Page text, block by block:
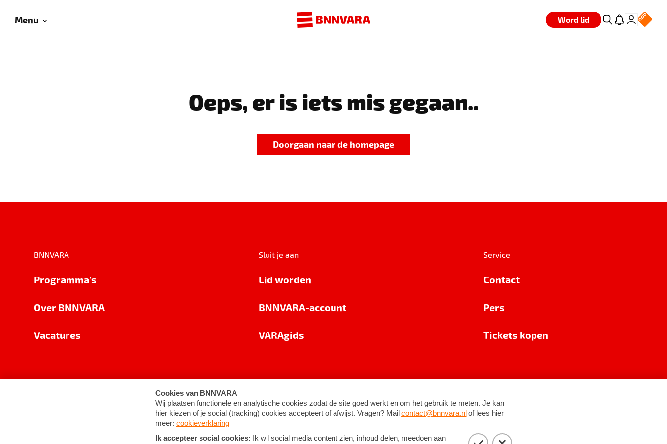
Menu Word lid
Oeps, er is iets mis gegaan..
Doorgaan naar de homepage
BNNVARA
Programma's
Over BNNVARA
Vacatures
Sluit je aan
Lid worden
BNNVARA-account
VARAgids
Service
Contact
Pers
Tickets kopen
Cookie-instellingen Algemene voorwaarden ©2026BNNVARA